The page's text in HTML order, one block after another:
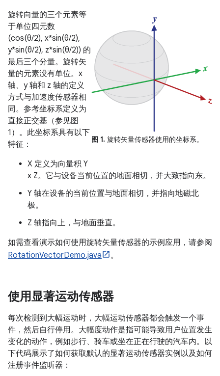
图 1. 旋转矢量传感器使用的坐标系。
旋转向量的三个元素等
于单位四元数
(cos(θ/2), x*sin(θ/2),
y*sin(θ/2), z*sin(θ/2)) 的
最后三个分量。旋转矢
量的元素没有单位。x
轴、y 轴和 z 轴的定义
方式与加速度传感器相
同。参考坐标系定义为
直接正交基（参见图
1）。此坐标系具有以下
特征：
X 定义为向量积 Y
x Z。它与设备当前位置的地面相切，并大致指向东。
Y 轴在设备的当前位置与地面相切，并指向地磁北
极。
Z 轴指向上，与地面垂直。
如需查看演示如何使用旋转矢量传感器的示例应用，请参阅
RotationVectorDemo.java
。
使用显著运动传感器
每次检测到大幅运动时，大幅运动传感器都会触发一个事
件，然后自行停用。大幅度动作是指可能导致用户位置发生
变化的动作，例如步行、骑车或坐在正在行驶的汽车内。以
下代码展示了如何获取默认的显著运动传感器实例以及如何
注册事件监听器：